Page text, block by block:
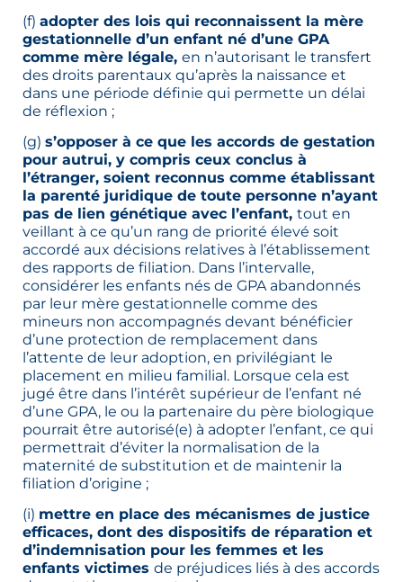
(f) adopter des lois qui reconnaissent la mère
gestationnelle d’un enfant né d’une GPA
comme mère légale, en n’autorisant le transfert
des droits parentaux qu’après la naissance et
dans une période définie qui permette un délai
de réflexion ;
(g) s’opposer à ce que les accords de gestation
pour autrui, y compris ceux conclus à
l’étranger, soient reconnus comme établissant
la parenté juridique de toute personne n’ayant
pas de lien génétique avec l’enfant, tout en
veillant à ce qu’un rang de priorité élevé soit
accordé aux décisions relatives à l’établissement
des rapports de filiation. Dans l’intervalle,
considérer les enfants nés de GPA abandonnés
par leur mère gestationnelle comme des
mineurs non accompagnés devant bénéficier
d’une protection de remplacement dans
l’attente de leur adoption, en privilégiant le
placement en milieu familial. Lorsque cela est
jugé être dans l’intérêt supérieur de l’enfant né
d’une GPA, le ou la partenaire du père biologique
pourrait être autorisé(e) à adopter l’enfant, ce qui
permettrait d’éviter la normalisation de la
maternité de substitution et de maintenir la
filiation d’origine ;
(i) mettre en place des mécanismes de justice
efficaces, dont des dispositifs de réparation et
d’indemnisation pour les femmes et les
enfants victimes de préjudices liés à des accords